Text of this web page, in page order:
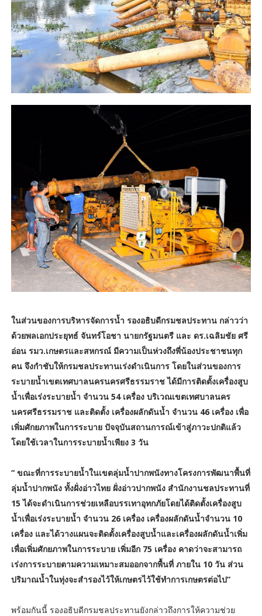
ในส่วนของการบริหารจัดการน้ำ รองอธิบดีกรมชลประทาน กล่าวว่า
ด้วยพลเอกประยุทธ์ จันทร์โอชา นายกรัฐมนตรี และ ดร.เฉลิมชัย ศรี
อ่อน รมว.เกษตรและสหกรณ์ มีความเป็นห่วงถึงพี่น้องประชาชนทุก
คน จึงกำชับให้กรมชลประทานเร่งดำเนินการ โดยในส่วนของการ
ระบายน้ำเขตเทศบาลนครนครศรีธรรมราช ได้มีการติดตั้งเครื่องสูบ
น้ำเพื่อเร่งระบายน้ำ จำนวน 54 เครื่อง บริเวณเขตเทศบาลนคร
นครศรีธรรมราช และติดตั้ง เครื่องผลักดันน้ำ จำนวน 46 เครื่อง เพื่อ
เพิ่มศักยภาพในการระบาย ปัจจุบันสถานการณ์เข้าสู่ภาวะปกติแล้ว
โดยใช้เวลาในการระบายน้ำเพียง 3 วัน
“ ขณะที่การระบายน้ำในเขตลุ่มน้ำปากพนังทางโครงการพัฒนาพื้นที่
ลุ่มน้ำปากพนัง ทั้งฝั่งอ่าวไทย ฝั่งอ่าวปากพนัง สำนักงานชลประทานที่
15 ได้จะดำเนินการช่วยเหลือบรรเทาอุทกภัยโดยได้ติดตั้งเครื่องสูบ
น้ำเพื่อเร่งระบายน้ำ จำนวน 26 เครื่อง เครื่องผลักดันน้ำจำนวน 10
เครื่อง และได้วางแผนจะติดตั้งเครื่องสูบน้ำและเครื่องผลักดันน้ำเพิ่ม
เพื่อเพิ่มศักยภาพในการระบาย เพิ่มอีก 75 เครื่อง คาดว่าจะสามารถ
เร่งการระบายตามความเหมาะสมออกจากพื้นที่ ภายใน 10 วัน ส่วน
ปริมาณน้ำในทุ่งจะสำรองไว้ให้เกษตรไว้ใช้ทำการเกษตรต่อไป”
พร้อมกันนี้ รองอธิบดีกรมชลประทานยังกล่าวถึงการให้ความช่วย